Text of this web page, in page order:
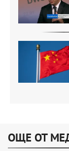
ОЩЕ ОТ